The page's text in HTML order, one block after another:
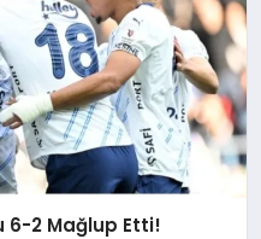
6-2 Mağlup Etti!